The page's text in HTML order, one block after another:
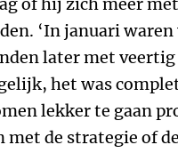
‘In januari
later met
het was
lekker te gaan
met de strategie of